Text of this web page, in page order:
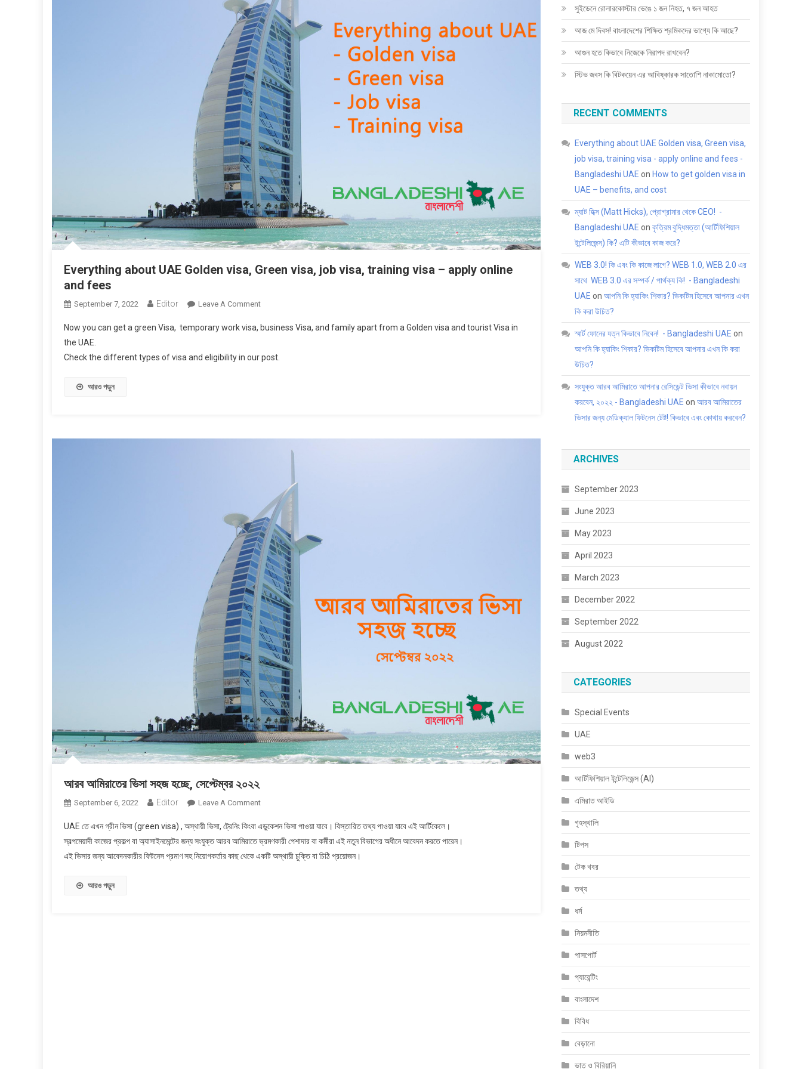
Everything about UAE Golden visa, Green visa, job visa, training visa – apply online
and fees
September 7, 2022 Editor Leave A CommentOn
About
Golden
Training
Online
And
Fees
Now you can get a green Visa, temporary work visa, business Visa, and family apart from a Golden visa and tourist Visa in
the UAE.
Check the different types of visa and eligibility in our post.
আরও পড়ুন
আরব আমিরাতের ভিসা সহজ হচ্ছে, সেপ্টেম্বর ২০২২
September 6, 2022 Editor Leave A CommentOn
আমিরাতের
ভিসা
সহজ
UAE তে এখন গ্রীন ভিসা (green visa) , অস্থায়ী ভিসা, ট্রেনিং কিংবা এডুকেশন ভিসা পাওয়া যাবে। বিস্তারিত তথ্য পাওয়া যাবে এই আর্টিকেলে।
স্বল্পমেয়াদী কাজের প্রকল্প বা অ্যাসাইনমেন্টের জন্য সংযুক্ত আরব আমিরাতে ভ্রমণকারী পেশাদার বা কর্মীরা এই নতুন বিভাগের অধীনে আবেদন করতে পারেন।
এই ভিসার জন্য আবেদনকারীর ফিটনেস প্রমাণ সহ নিয়োগকর্তার কাছ থেকে একটি অস্থায়ী চুক্তি বা চিঠি প্রয়োজন।
আরও পড়ুন
সুইডেনে রোলারকোস্টার ভেঙে ১ জন নিহত, ৭ জন আহত
আজ মে দিবস! বাংলাদেশের শিক্ষিত শ্রমিকদের ভাগ্যে কি আছে?
আগুন হতে কিভাবে নিজেকে নিরাপদ রাখবেন?
স্টিভ জবস কি বিটকয়েন এর আবিষ্কারক সাতোশি নাকামোতো?
RECENT COMMENTS
Everything about UAE Golden visa, Green visa,
job visa, training visa - apply online and fees -
Bangladeshi UAE on How to get golden visa in
UAE – benefits, and cost
ম্যাট হিক্স (Matt Hicks), প্রোগ্রামার থেকে CEO! -
Bangladeshi UAE onকৃত্রিম বুদ্ধিমত্তা (আর্টিফিশিয়াল
ইন্টেলিজেন্স) কি? এটি কীভাবে কাজ করে?
WEB 3.0! কি এবং কি কাজে লাগে? WEB 1.0, WEB 2.0 এর
সাথে WEB 3.0 এর সম্পর্ক / পার্থক্য কি! - Bangladeshi
UAE onআপনি কি হ্যাকিং শিকার? ভিকটিম হিসেবে আপনার এখন
কি করা উচিত?
স্মার্ট ফোনের যত্ন কিভাবে নিবেন! - Bangladeshi UAE on
আপনি কি হ্যাকিং শিকার? ভিকটিম হিসেবে আপনার এখন কি করা
উচিত?
সংযুক্ত আরব আমিরাতে আপনার রেসিডেন্ট ভিসা কীভাবে নবায়ন
করবেন, ২০২২ - Bangladeshi UAE onআরব আমিরাতের
ভিসার জন্য মেডিক্যাল ফিটনেস টেষ্ট! কিভাবে এবং কোথায় করবেন?
ARCHIVES
September 2023
June 2023
May 2023
April 2023
March 2023
December 2022
September 2022
August 2022
CATEGORIES
Special Events
UAE
web3
আর্টিফিশিয়াল ইন্টেলিজেন্স (AI)
এমিরাত আইডি
গৃহস্থালি
টিপস
টেক খবর
তথ্য
ধর্ম
নিয়মনীতি
পাসপোর্ট
প্যারেন্টিং
বাংলাদেশ
বিবিধ
বেড়ানো
ভাত ও বিরিয়ানি